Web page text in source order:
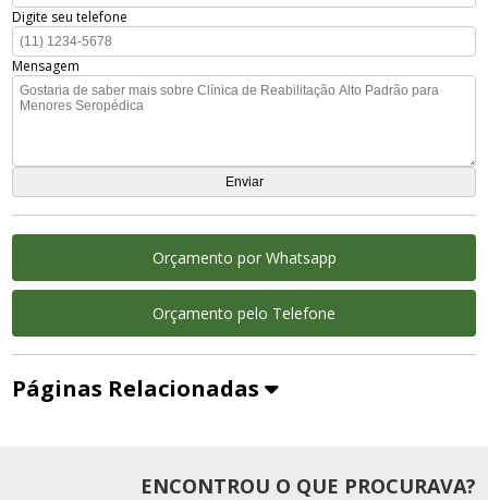
Digite seu telefone
Mensagem
Orçamento por Whatsapp
Orçamento pelo Telefone
Páginas Relacionadas
ENCONTROU O QUE PROCURAVA?